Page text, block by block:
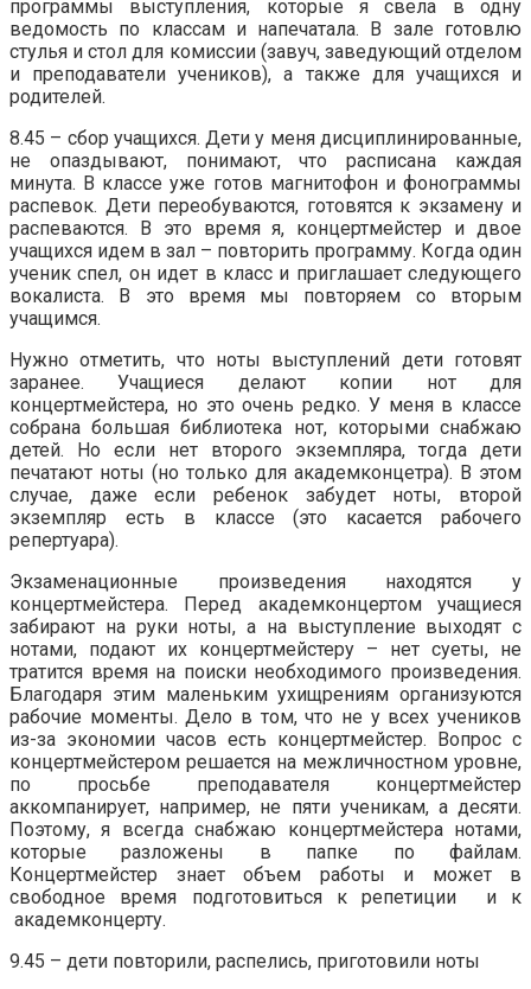
программы выступления, которые я свела в одну
ведомость по классам и напечатала. В зале готовлю
стулья и стол для комиссии (завуч, заведующий отделом
и преподаватели учеников), а также для учащихся и
родителей.
8.45 – сбор учащихся. Дети у меня дисциплинированные,
не опаздывают, понимают, что расписана каждая
минута. В классе уже готов магнитофон и фонограммы
распевок. Дети переобуваются, готовятся к экзамену и
распеваются. В это время я, концертмейстер и двое
учащихся идем в зал – повторить программу. Когда один
ученик спел, он идет в класс и приглашает следующего
вокалиста. В это время мы повторяем со вторым
учащимся.
Нужно отметить, что ноты выступлений дети готовят
заранее. Учащиеся делают копии нот для
концертмейстера, но это очень редко. У меня в классе
собрана большая библиотека нот, которыми снабжаю
детей. Но если нет второго экземпляра, тогда дети
печатают ноты (но только для академконцетра). В этом
случае, даже если ребенок забудет ноты, второй
экземпляр есть в классе (это касается рабочего
репертуара).
Экзаменационные произведения находятся у
концертмейстера. Перед академконцертом учащиеся
забирают на руки ноты, а на выступление выходят с
нотами, подают их концертмейстеру – нет суеты, не
тратится время на поиски необходимого произведения.
Благодаря этим маленьким ухищрениям организуются
рабочие моменты. Дело в том, что не у всех учеников
из-за экономии часов есть концертмейстер. Вопрос с
концертмейстером решается на межличностном уровне,
по просьбе преподавателя концертмейстер
аккомпанирует, например, не пяти ученикам, а десяти.
Поэтому, я всегда снабжаю концертмейстера нотами,
которые разложены в папке по файлам.
Концертмейстер знает объем работы и может в
свободное время подготовиться к репетиции и к
академконцерту.
9.45 – дети повторили, распелись, приготовили ноты